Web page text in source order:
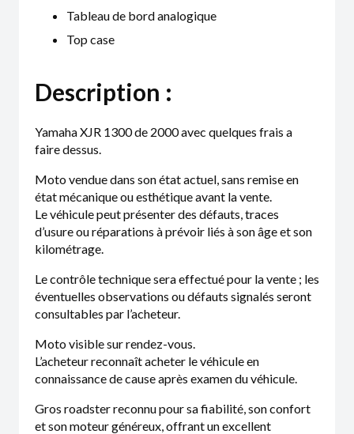
Tableau de bord analogique
Top case
Description :
Yamaha XJR 1300 de 2000 avec quelques frais a
faire dessus.
Moto vendue dans son état actuel, sans remise en
état mécanique ou esthétique avant la vente.
Le véhicule peut présenter des défauts, traces
d’usure ou réparations à prévoir liés à son âge et son
kilométrage.
Le contrôle technique sera effectué pour la vente ; les
éventuelles observations ou défauts signalés seront
consultables par l’acheteur.
Moto visible sur rendez-vous.
L’acheteur reconnaît acheter le véhicule en
connaissance de cause après examen du véhicule.
Gros roadster reconnu pour sa fiabilité, son confort
et son moteur généreux, offrant un excellent